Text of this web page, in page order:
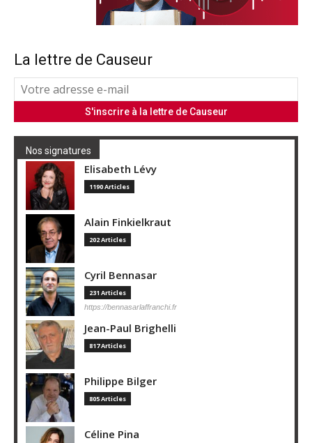
La lettre de Causeur
Nos signatures
Elisabeth Lévy
1190 Articles
Alain Finkielkraut
202 Articles
Cyril Bennasar
231 Articles
https://bennasarlaffranchi.fr
Jean-Paul Brighelli
817 Articles
Philippe Bilger
805 Articles
Céline Pina